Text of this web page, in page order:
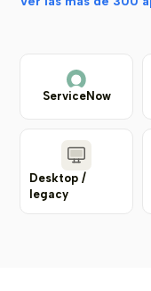
ServiceNow
Desktop /
legacy